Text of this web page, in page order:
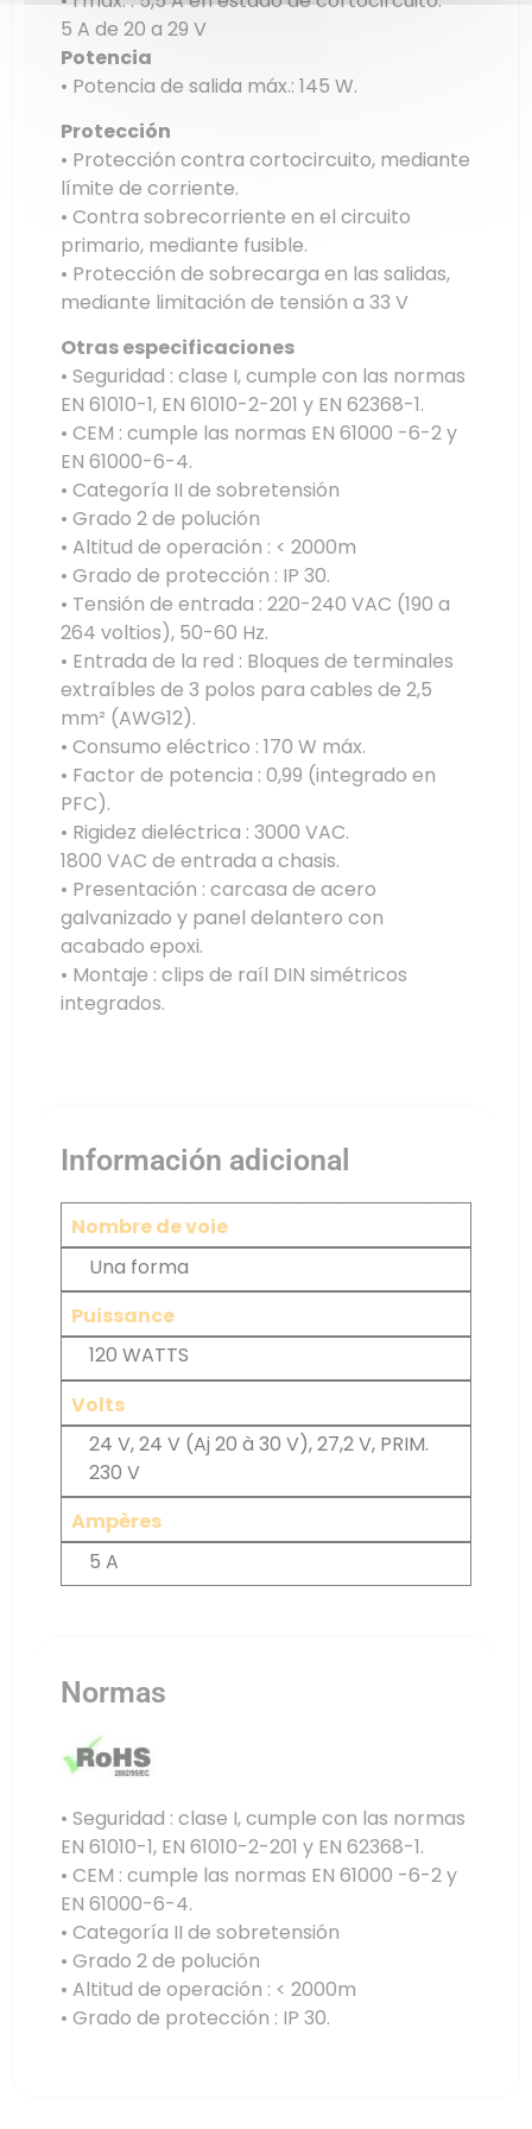
5 A de 20 a 29 V
Potencia
• Potencia de salida máx.: 145 W.
Protección
• Protección contra cortocircuito, mediante
límite de corriente.
• Contra sobrecorriente en el circuito
primario, mediante fusible.
• Protección de sobrecarga en las salidas,
mediante limitación de tensión a 33 V
Otras especificaciones
• Seguridad : clase I, cumple con las normas
EN 61010-1, EN 61010-2-201 y EN 62368-1.
• CEM : cumple las normas EN 61000 -6-2 y
EN 61000-6-4.
• Categoría II de sobretensión
• Grado 2 de polución
• Altitud de operación : < 2000m
• Grado de protección : IP 30.
• Tensión de entrada : 220-240 VAC (190 a
264 voltios), 50-60 Hz.
• Entrada de la red : Bloques de terminales
extraíbles de 3 polos para cables de 2,5
mm² (AWG12).
• Consumo eléctrico : 170 W máx.
• Factor de potencia : 0,99 (integrado en
PFC).
• Rigidez dieléctrica : 3000 VAC.
1800 VAC de entrada a chasis.
• Presentación : carcasa de acero
galvanizado y panel delantero con
acabado epoxi.
• Montaje : clips de raíl DIN simétricos
integrados.
Información adicional
Nombre de voie
Una forma
Puissance
120 WATTS
Volts
24 V, 24 V (Aj 20 à 30 V), 27,2 V, PRIM.
230 V
Ampères
5 A
Normas
• Seguridad : clase I, cumple con las normas
EN 61010-1, EN 61010-2-201 y EN 62368-1.
• CEM : cumple las normas EN 61000 -6-2 y
EN 61000-6-4.
• Categoría II de sobretensión
• Grado 2 de polución
• Altitud de operación : < 2000m
• Grado de protección : IP 30.